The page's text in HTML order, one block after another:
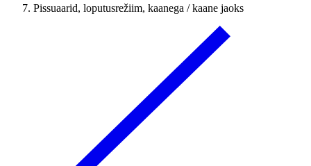
Pissuaarid, loputusrežiim, kaanega / kaane jaoks